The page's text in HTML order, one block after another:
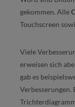
gekommen. Alle
Touchscreen
Viele
erweisen sich
gab es